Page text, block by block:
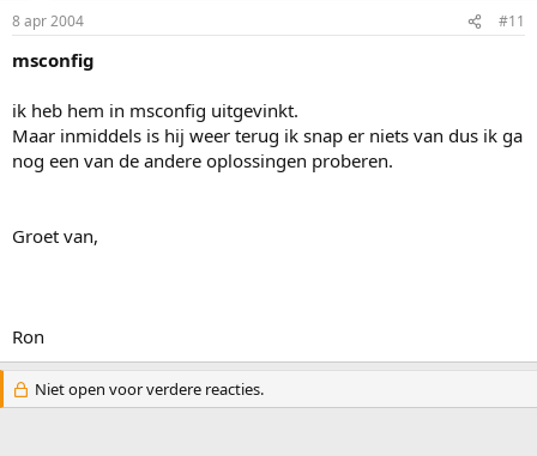
8 apr 2004 #11
msconfig
ik heb hem in msconfig uitgevinkt.
Maar inmiddels is hij weer terug ik snap er niets van dus ik ga
nog een van de andere oplossingen proberen.
Groet van,
Ron
Niet open voor verdere reacties.